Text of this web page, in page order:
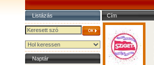
Listázás
Naptár
Cím